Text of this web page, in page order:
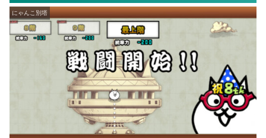
にゃんこ別塔